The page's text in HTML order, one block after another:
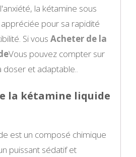
la kétamine sous
pour sa rapidité
Si vous Acheter de la
Vous pouvez compter sur
doser et adaptable..
la kétamine liquide
est un composé chimique
puissant sédatif et